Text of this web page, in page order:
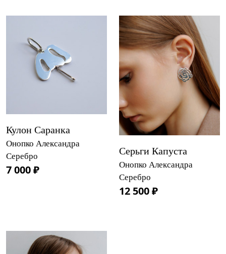
Кулон Саранка
Онопко Александра
Серебро
7 000 ₽
Серьги Капуста
Онопко Александра
Серебро
12 500 ₽